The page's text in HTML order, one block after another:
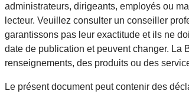
administrateurs, dirigeants, employés ou
lecteur. Veuillez consulter un conseiller
garantissons pas leur exactitude et ils ne
date de publication et peuvent changer. La
renseignements, des produits ou des
Le présent document peut contenir des